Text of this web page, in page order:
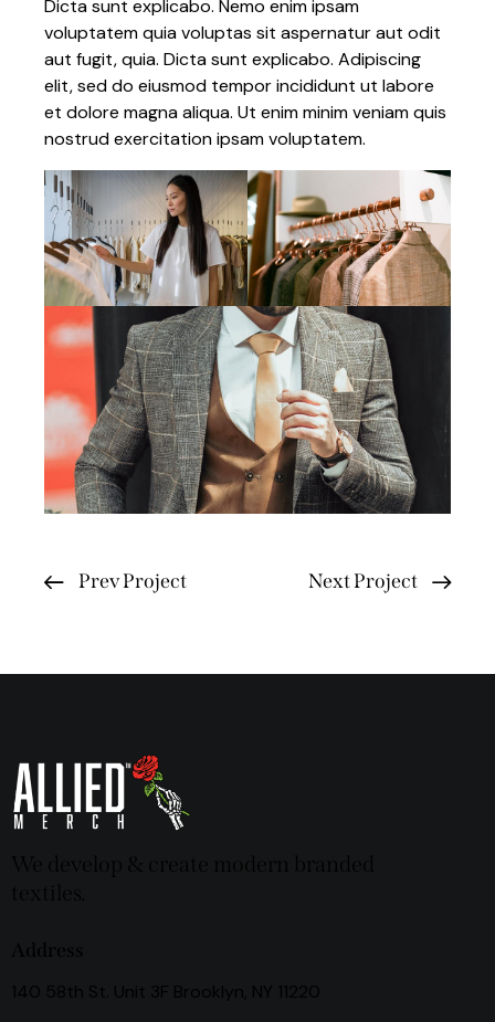
Dicta sunt explicabo. Nemo enim ipsam
voluptatem quia voluptas sit aspernatur aut odit
aut fugit, quia. Dicta sunt explicabo. Adipiscing
elit, sed do eiusmod tempor incididunt ut labore
et dolore magna aliqua. Ut enim minim veniam quis
nostrud exercitation ipsam voluptatem.
Prev Project Next Project